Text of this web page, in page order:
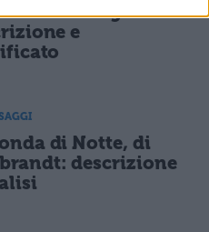
di Magritte:
e
di Notte, di
descrizione